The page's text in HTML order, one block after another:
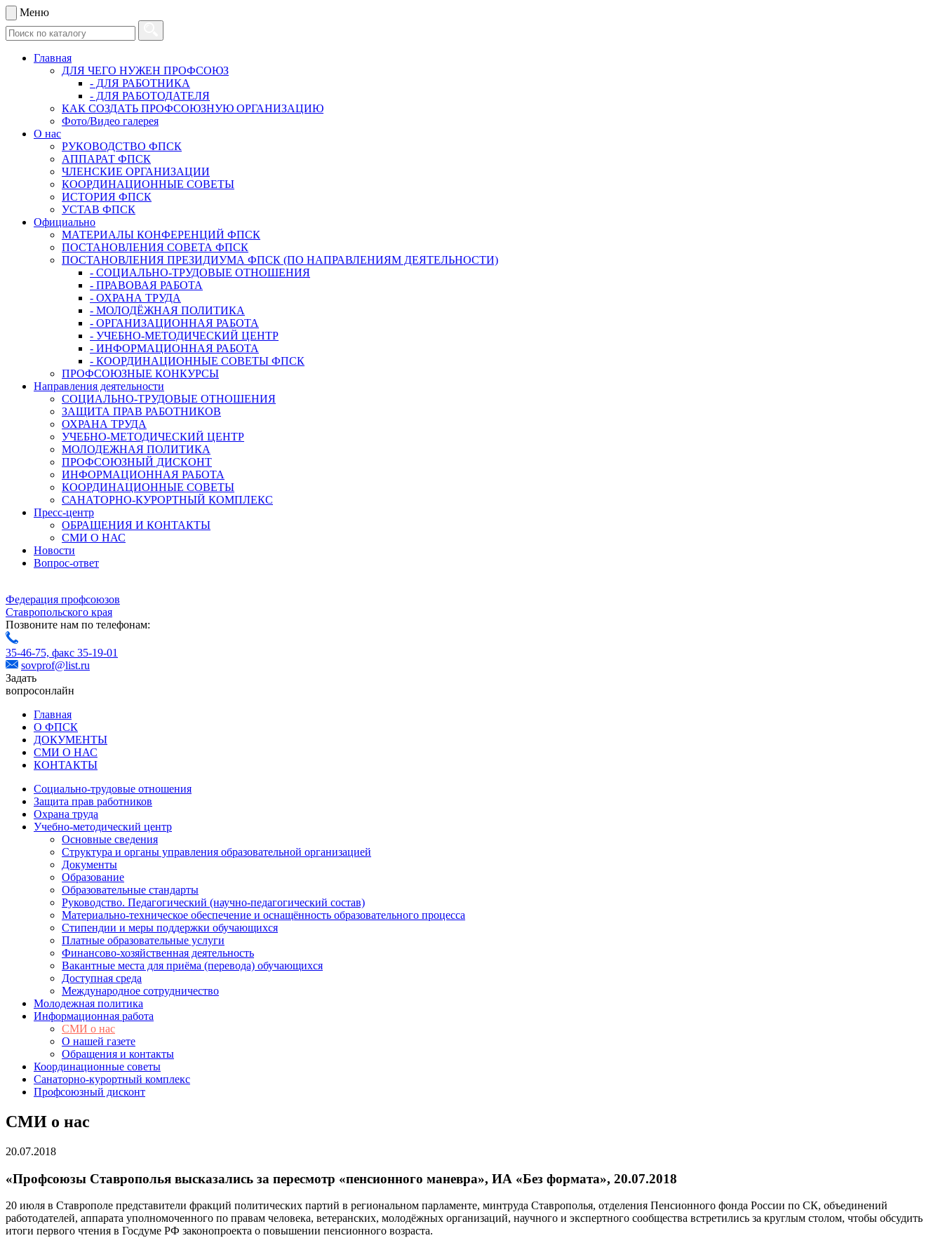
Меню
Главная
ДЛЯ ЧЕГО НУЖЕН ПРОФСОЮЗ
- ДЛЯ РАБОТНИКА
- ДЛЯ РАБОТОДАТЕЛЯ
КАК СОЗДАТЬ ПРОФСОЮЗНУЮ ОРГАНИЗАЦИЮ
Фото/Видео галерея
О нас
РУКОВОДСТВО ФПСК
АППАРАТ ФПСК
ЧЛЕНСКИЕ ОРГАНИЗАЦИИ
КООРДИНАЦИОННЫЕ СОВЕТЫ
ИСТОРИЯ ФПСК
УСТАВ ФПСК
Официально
МАТЕРИАЛЫ КОНФЕРЕНЦИЙ ФПСК
ПОСТАНОВЛЕНИЯ СОВЕТА ФПСК
ПОСТАНОВЛЕНИЯ ПРЕЗИДИУМА ФПСК (ПО НАПРАВЛЕНИЯМ ДЕЯТЕЛЬНОСТИ)
- СОЦИАЛЬНО-ТРУДОВЫЕ ОТНОШЕНИЯ
- ПРАВОВАЯ РАБОТА
- ОХРАНА ТРУДА
- МОЛОДЁЖНАЯ ПОЛИТИКА
- ОРГАНИЗАЦИОННАЯ РАБОТА
- УЧЕБНО-МЕТОДИЧЕСКИЙ ЦЕНТР
- ИНФОРМАЦИОННАЯ РАБОТА
- КООРДИНАЦИОННЫЕ СОВЕТЫ ФПСК
ПРОФСОЮЗНЫЕ КОНКУРСЫ
Направления деятельности
СОЦИАЛЬНО-ТРУДОВЫЕ ОТНОШЕНИЯ
ЗАЩИТА ПРАВ РАБОТНИКОВ
ОХРАНА ТРУДА
УЧЕБНО-МЕТОДИЧЕСКИЙ ЦЕНТР
МОЛОДЕЖНАЯ ПОЛИТИКА
ПРОФСОЮЗНЫЙ ДИСКОНТ
ИНФОРМАЦИОННАЯ РАБОТА
КООРДИНАЦИОННЫЕ СОВЕТЫ
САНАТОРНО-КУРОРТНЫЙ КОМПЛЕКС
Пресс-центр
ОБРАЩЕНИЯ И КОНТАКТЫ
СМИ О НАС
Новости
Вопрос-ответ
Федерация профсоюзов
Ставропольского края
Позвоните нам по телефонам:
35-46-75, факс 35-19-01
sovprof@list.ru
Задать
вопросонлайн
Главная
О ФПСК
ДОКУМЕНТЫ
СМИ О НАС
КОНТАКТЫ
Социально-трудовые отношения
Защита прав работников
Охрана труда
Учебно-методический центр
Основные сведения
Структура и органы управления образовательной организацией
Документы
Образование
Образовательные стандарты
Руководство. Педагогический (научно-педагогический состав)
Материально-техническое обеспечение и оснащённость образовательного процесса
Стипендии и меры поддержки обучающихся
Платные образовательные услуги
Финансово-хозяйственная деятельность
Вакантные места для приёма (перевода) обучающихся
Доступная среда
Международное сотрудничество
Молодежная политика
Информационная работа
СМИ о нас
О нашей газете
Обращения и контакты
Координационные советы
Санаторно-курортный комплекс
Профсоюзный дисконт
СМИ о нас
20.07.2018
«Профсоюзы Ставрополья высказались за пересмотр «пенсионного маневра», ИА «Без формата», 20.07.2018
20 июля в Ставрополе представители фракций политических партий в региональном парламенте, минтруда Ставрополья, отделения Пенсионного фонда России по СК, объединений
работодателей, аппарата уполномоченного по правам человека, ветеранских, молодёжных организаций, научного и экспертного сообщества встретились за круглым столом, чтобы обсудить
итоги первого чтения в Госдуме РФ законопроекта о повышении пенсионного возраста.